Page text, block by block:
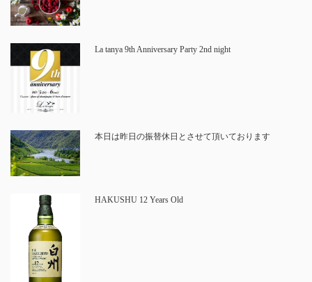
La tanya 9th Anniversary Party 2nd night
本日は昨日の振替休日とさせて頂いております
HAKUSHU 12 Years Old